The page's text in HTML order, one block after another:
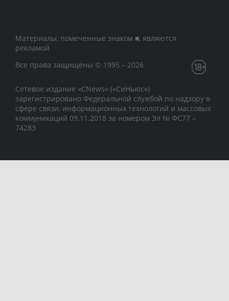
Материалы, помеченные знаком ■, являются
рекламой
Все права защищены © 1995 – 2026
Сетевое издание «CNews» («СиНьюс»)
зарегистрировано Федеральной службой по надзору в
сфере связи, информационных технологий и массовых
коммуникаций 09.11.2018 за номером Эл № ФС77 –
74283